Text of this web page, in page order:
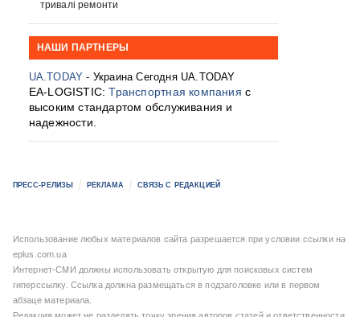
тривалі ремонти
НАШИ ПАРТНЕРЫ
UA.TODAY - Украина Сегодня UA.TODAY
EA-LOGISTIC:Транспортная компания с
высоким стандартом обслуживания и
надежности.
ПРЕСС-РЕЛИЗЫ РЕКЛАМА СВЯЗЬ С РЕДАКЦИЕЙ
Использование любых материалов сайта разрешается при условии ссылки на
eplus.com.ua
Интернет-СМИ должны использовать открытую для поисковых систем
гиперссылку. Ссылка должна размещаться в подзаголовке или в первом
абзаце материала.